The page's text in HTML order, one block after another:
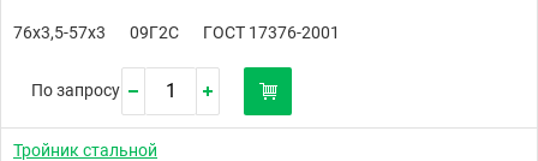
76х3,5-57х3 09Г2С ГОСТ 17376-2001
По запросу
Тройник стальной